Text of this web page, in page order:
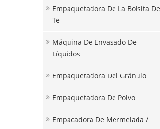
Empaquetadora De La Bolsita De
Té
Máquina De Envasado De
Líquidos
Empaquetadora Del Gránulo
Empaquetadora De Polvo
Empacadora De Mermelada /